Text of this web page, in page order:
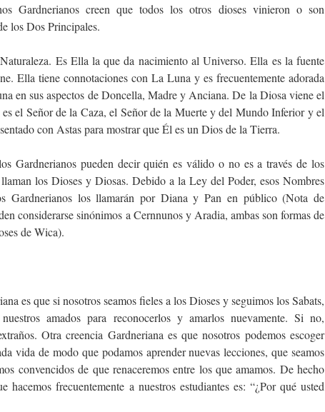
Gardnerianos creen que todos los otros dioses vinieron o son
los Dos Principales.
Es Ella la que da nacimiento al Universo. Ella es la fuente
Ella tiene connotaciones con La Luna y es frecuentemente adorada
en sus aspectos de Doncella, Madre y Anciana. De la Diosa viene el
el Señor de la Caza, el Señor de la Muerte y del Mundo Inferior y el
con Astas para mostrar que Él es un Dios de la Tierra.
Gardnerianos pueden decir quién es válido o no es a través de los
los Dioses y Diosas. Debido a la Ley del Poder, esos Nombres
Gardnerianos los llamarán por Diana y Pan en público (Nota de
considerarse sinónimos a Cernnunos y Aradia, ambas son formas de
de Wica).
es que si nosotros seamos fieles a los Dioses y seguimos los Sabats,
amados para reconocerlos y amarlos nuevamente. Si no,
Otra creencia Gardneriana es que nosotros podemos escoger
vida de modo que podamos aprender nuevas lecciones, que seamos
convencidos de que renaceremos entre los que amamos. De hecho
hacemos frecuentemente a nuestros estudiantes es: “¿Por qué usted